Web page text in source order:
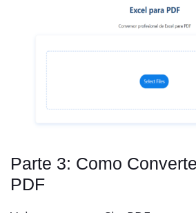
Parte 3: Como
PDF